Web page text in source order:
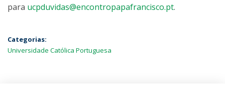
para ucpduvidas@encontropapafrancisco.pt.
Categorias:
Universidade Católica Portuguesa